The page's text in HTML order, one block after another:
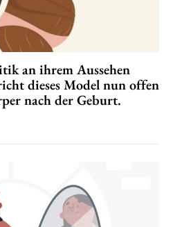
an ihrem Aussehen
dieses Model nun offen
nach der Geburt.